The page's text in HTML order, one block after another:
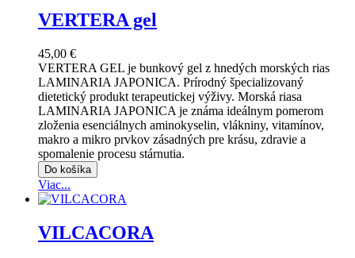
VERTERA gel
45,00 €
VERTERA GEL je bunkový gel z hnedých morských rias
LAMINARIA JAPONICA. Prírodný špecializovaný
dietetický produkt terapeutickej výživy. Morská riasa
LAMINARIA JAPONICA je známa ideálnym pomerom
zloženia esenciálnych aminokyselin, vlákniny, vitamínov,
makro a mikro prvkov zásadných pre krásu, zdravie a
spomalenie procesu stárnutia.
Do košíka
Viac...
VILCACORA